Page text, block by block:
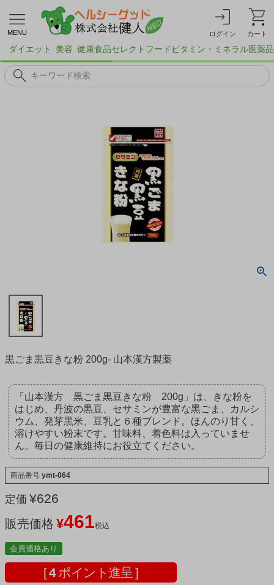
MENU ログイン カート
ダイエット 美容 健康食品セレクトフード ビタミン・ミネラル医薬品
黒ごま黒豆きな粉 200g- 山本漢方製薬
「山本漢方 黒ごま黒豆きな粉 200g」は、きな粉を
はじめ、丹波の黒豆、セサミンが豊富な黒ごま、カルシ
ウム、発芽黒米、豆乳と６種ブレンド。ほんのり甘く、
溶けやすい粉末です。甘味料、着色料は入っていませ
ん。毎日の健康維持にお役立てください。
商品番号 ymt-064
定価 ¥626
販売価格 ¥461税込
会員価格あり
[4 ポイント進呈 ]